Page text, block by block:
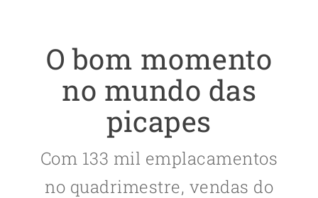
O bom momento
no mundo das
picapes
Com 133 mil emplacamentos
no quadrimestre, vendas do